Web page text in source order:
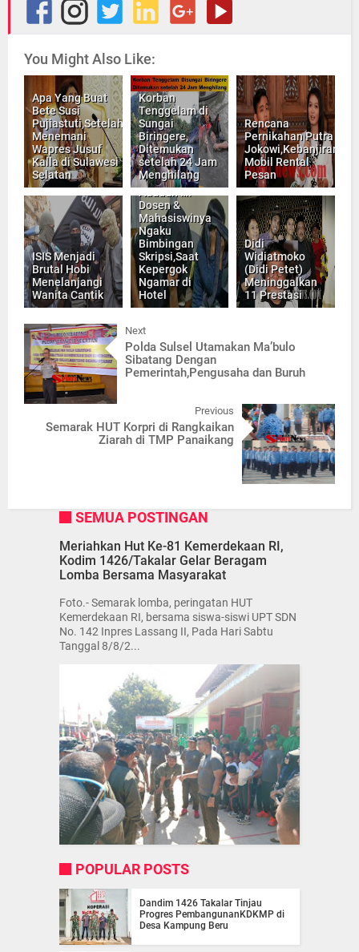
You Might Also Like:
Apa Yang Buat
Bete Susi
Pujiastuti,Setelah
Menemani
Wapres Jusuf
Kalla di Sulawesi
Selatan
Korban
Tenggelam di
Sungai
Biringere,
Ditemukan
setelah 24 Jam
Menghilang
Rencana
Pernikahan Putra
Jokowi,Kebanjiran
Mobil Rental
Pesan
ISIS Menjadi
Brutal Hobi
Menelanjangi
Wanita Cantik
Aduuuh ….
Dosen &
Mahasiswinya
Ngaku
Bimbingan
Skripsi,Saat
Kepergok
Ngamar di
Hotel
Didi
Widiatmoko
(Didi Petet)
Meninggalkan
11 Prestasi
Next
Polda Sulsel Utamakan Ma’bulo
Sibatang Dengan
Pemerintah,Pengusaha dan Buruh
Previous
Semarak HUT Korpri di Rangkaikan
Ziarah di TMP Panaikang
SEMUA POSTINGAN
Meriahkan Hut Ke-81 Kemerdekaan RI,
Kodim 1426/Takalar Gelar Beragam
Lomba Bersama Masyarakat
Foto.- Semarak lomba, peringatan HUT
Kemerdekaan RI, bersama siswa-siswi UPT SDN
No. 142 Inpres Lassang II, Pada Hari Sabtu
Tanggal 8/8/2...
POPULAR POSTS
Dandim 1426 Takalar Tinjau
Progres PembangunanKDKMP di
Desa Kampung Beru